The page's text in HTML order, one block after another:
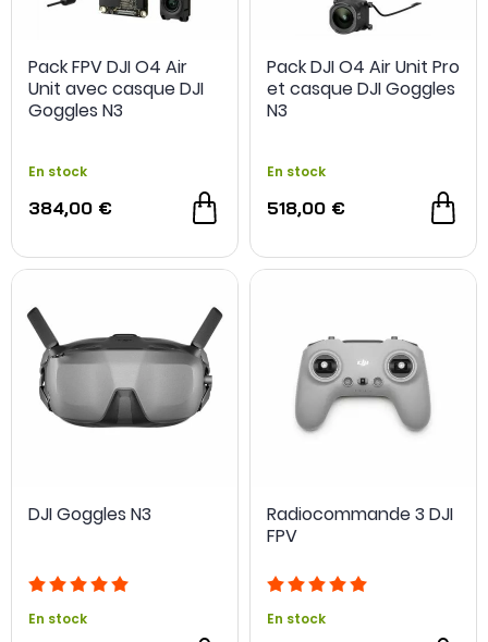
Pack FPV DJI O4 Air
Unit avec casque DJI
Goggles N3
En stock
384,00 €
Pack DJI O4 Air Unit Pro
et casque DJI Goggles
N3
En stock
518,00 €
DJI Goggles N3
En stock
Radiocommande 3 DJI
FPV
En stock